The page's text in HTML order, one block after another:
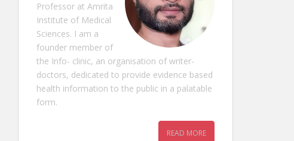
Professor at Amrita
Institute of Medical
Sciences. I am a
founder member of
the Info- clinic, an organisation of writer-
doctors, dedicated to provide evidence based
health information to the public in a palatable
form.
READ MORE